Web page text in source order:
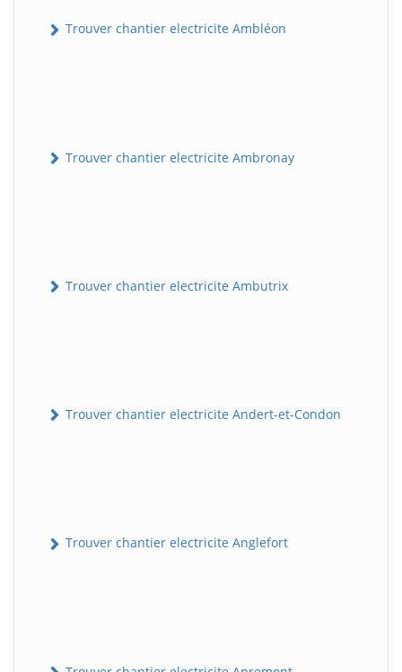
Trouver chantier electricite Ambléon
Trouver chantier electricite Ambronay
Trouver chantier electricite Ambutrix
Trouver chantier electricite Andert-et-Condon
Trouver chantier electricite Anglefort